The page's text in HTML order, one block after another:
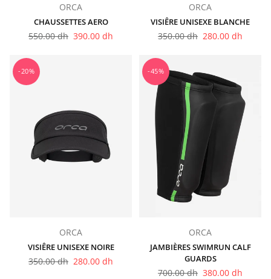
ORCA
CHAUSSETTES AERO
Prix
550.00 dh 390.00 dh
ORCA
VISIÊRE UNISEXE BLANCHE
Prix
350.00 dh 280.00 dh
-20%
ORCA
VISIÊRE UNISEXE NOIRE
Prix
350.00 dh 280.00 dh
-45%
ORCA
JAMBIÈRES SWIMRUN CALF
GUARDS
Prix
700.00 dh 380.00 dh